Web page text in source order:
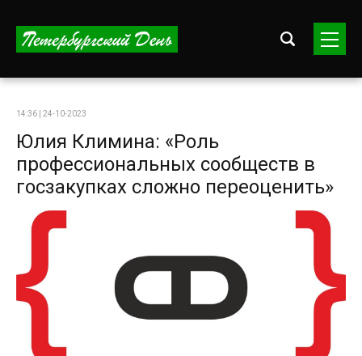
14:36 | 24-10-2023
Юлия Климина: «Роль
профессиональных сообществ в
госзакупках сложно переоценить»